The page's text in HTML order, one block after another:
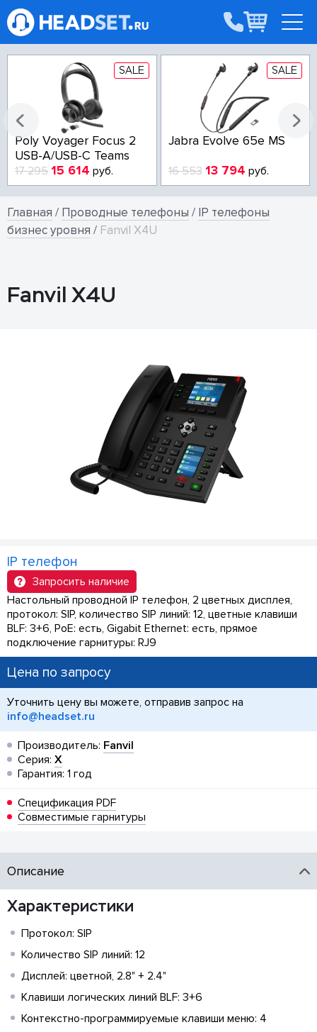
SALE
Poly Voyager Focus 2
USB-A/USB-C Teams
17 295 15 614 руб.
SALE
Jabra Evolve 65e MS
16 553 13 794 руб.
Главная / Проводные телефоны / IP телефоны
бизнес уровня / Fanvil X4U
Fanvil X4U
IP телефон
Запросить наличие
Настольный проводной IP телефон, 2 цветных дисплея,
протокол: SIP, количество SIP линий: 12, цветные клавиши
BLF: 3+6, PoE: есть, Gigabit Ethernet: есть, прямое
подключение гарнитуры: RJ9
Цена по запросу
Уточнить цену вы можете, отправив запрос на
info@headset.ru
Производитель: Fanvil
Серия: X
Гарантия: 1 год
Спецификация PDF
Совместимые гарнитуры
Описание
Характеристики
Протокол: SIP
Количество SIP линий: 12
Дисплей: цветной, 2.8" + 2.4"
Клавиши логических линий BLF: 3+6
Контекстно-программируемые клавиши меню: 4